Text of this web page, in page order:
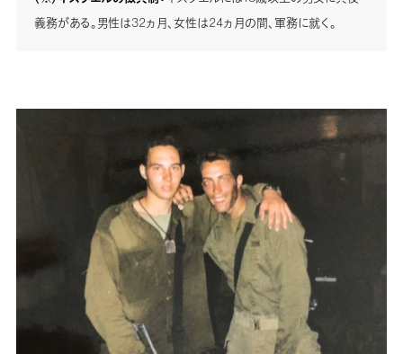
義務がある。男性は32ヵ月、女性は24ヵ月の間、軍務に就く。